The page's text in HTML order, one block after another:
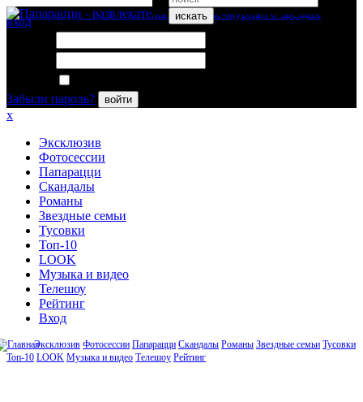
искать
вход
Забыли пароль?
войти
x
Эксклюзив
Фотосессии
Папарацци
Скандалы
Романы
Звездные семьи
Тусовки
Топ-10
LOOK
Музыка и видео
Телешоу
Рейтинг
Вход
Эксклюзив Фотосессии Папарацци Скандалы Романы Звездные семьи Тусовки
Топ-10 LOOK Музыка и видео Телешоу Рейтинг